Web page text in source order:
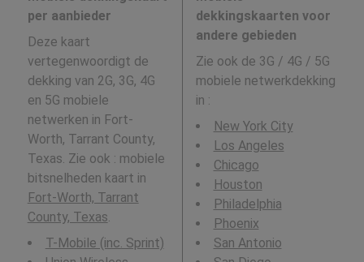
per aanbieder
Deze kaart
vertegenwoordigt de
dekking van 2G, 3G, 4G
en 5G mobiele
netwerken in Fort-
Worth, Tarrant County,
Texas. Zie ook : mobiele
bitsnelheden kaart in
Fort-Worth, Tarrant
County, Texas.
T-Mobile (inc. Sprint)
dekkingskaarten voor
andere gebieden
Zie ook de 3G / 4G / 5G
mobiele netwerkdekking
in :
New York City
Los Angeles
Chicago
Houston
Philadelphia
Phoenix
San Antonio